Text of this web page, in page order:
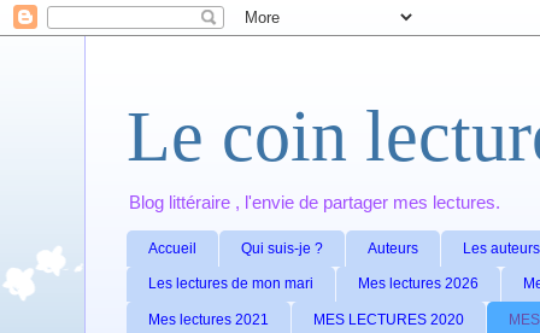
Le coin
Blog littéraire , l'envie de partager mes lectures.
Accueil Qui suis-je ? Auteurs Les
Les lectures de mon mari Mes lectures 2026
Mes lectures 2021 MES LECTURES 2020